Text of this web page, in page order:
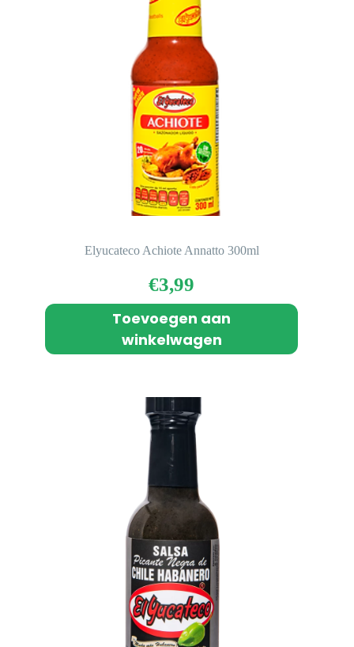
Elyucateco Achiote Annatto 300ml
€3,99
Toevoegen aan
winkelwagen